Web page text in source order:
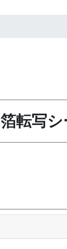
箔転写